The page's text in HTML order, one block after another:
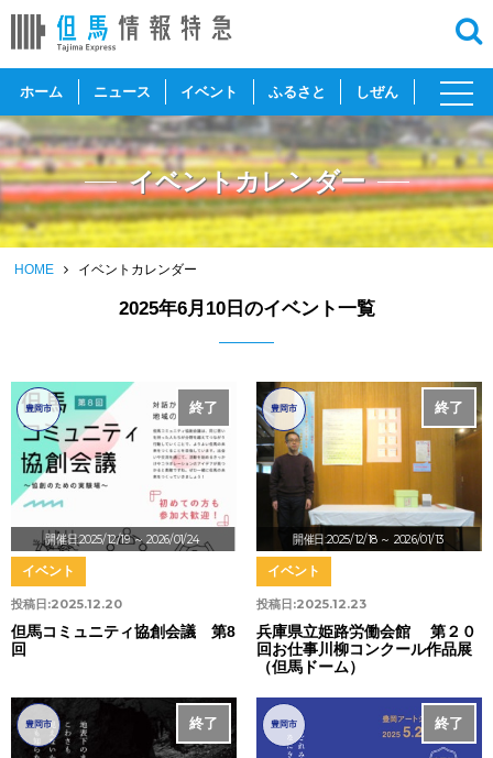
ホーム ニュース イベント ふるさと しぜん
toggle
イベントカレンダー
HOME イベントカレンダー
2025年6月10日のイベント一覧
開催日:2025/12/19～ 2026/01/24
終了
豊岡市
投稿日:2025.12.20
イベント
但馬コミュニティ協創会議 第8
回
開催日:2025/12/18 ～ 2026/01/13
終了
豊岡市
投稿日:2025.12.23
イベント
兵庫県立姫路労働会館 第２０
回お仕事川柳コンクール作品展
（但馬ドーム）
終了
豊岡市 終了
豊岡市